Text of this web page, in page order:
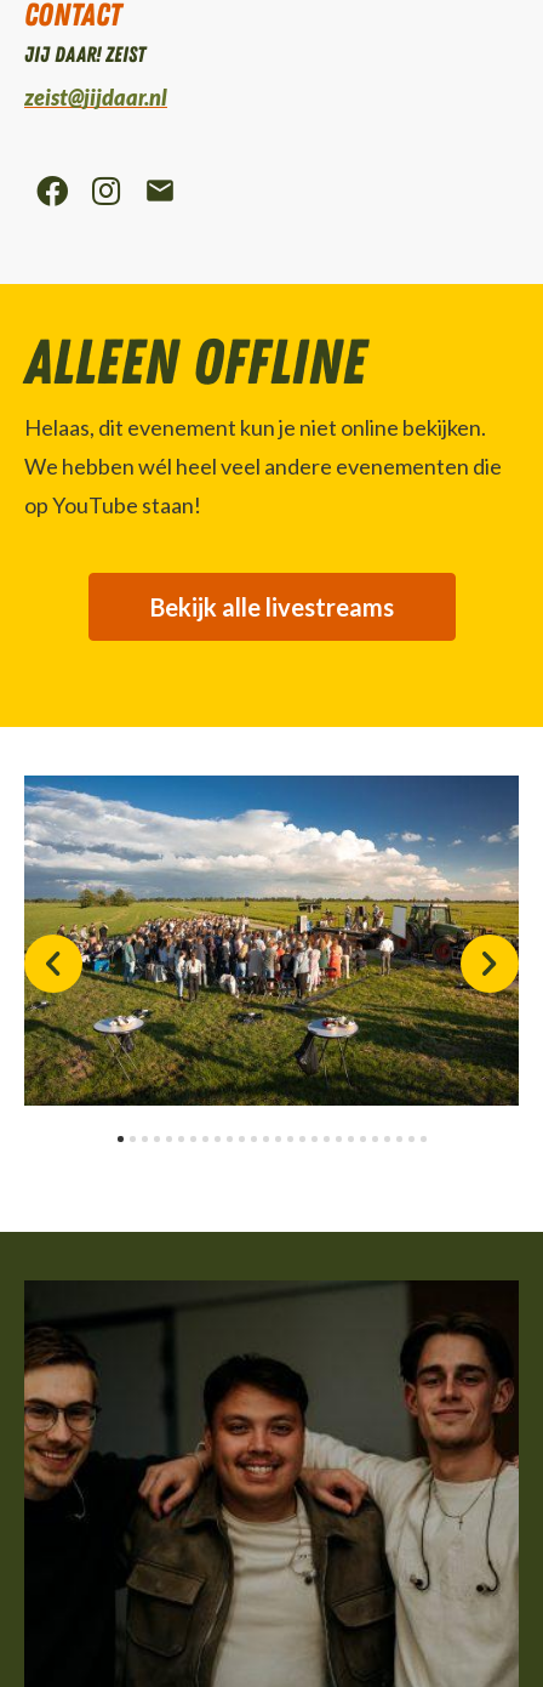
Contact
Jij daar! Zeist
zeist@jijdaar.nl
Alleen offline
Helaas, dit evenement kun je niet online bekijken.
We hebben wél heel veel andere evenementen die
op YouTube staan!
Bekijk alle livestreams